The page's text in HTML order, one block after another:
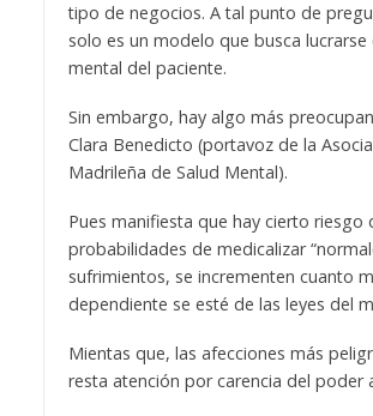
tipo de negocios. A tal punto de
solo es un modelo que busca lucrarse
mental del paciente.
Sin embargo, hay algo más
Clara Benedicto (portavoz de la
Madrileña de Salud Mental).
Pues manifiesta que hay cierto riesgo
probabilidades de medicalizar
sufrimientos, se incrementen cuanto
dependiente se esté de las leyes del
Mientas que, las afecciones más
resta atención por carencia del poder